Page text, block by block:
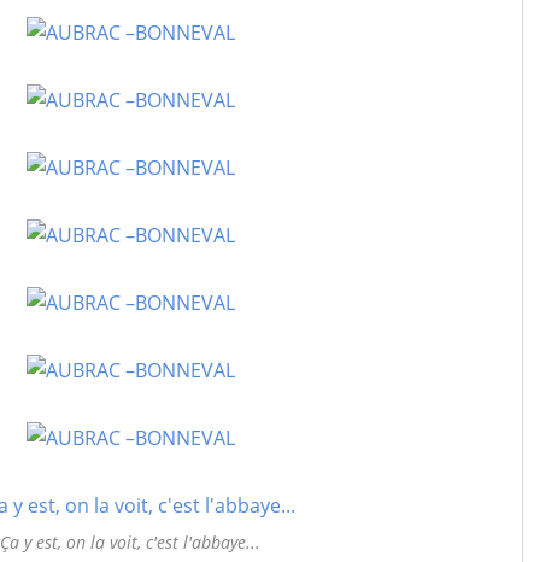
Ça y est, on la voit, c'est l'abbaye...